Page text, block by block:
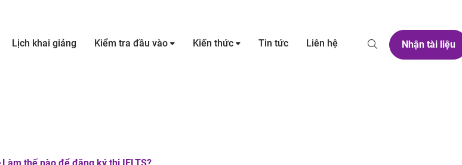
Lịch khai giảng Kiểm tra đầu vào Kiến thức Tin tức Liên hệ Nhận tài liệu